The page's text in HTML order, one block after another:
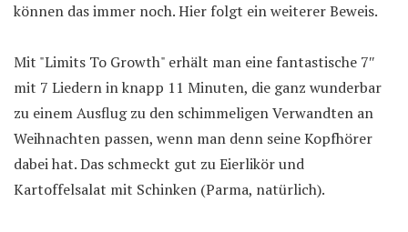
können das immer noch. Hier folgt ein weiterer Beweis.
Mit "Limits To Growth" erhält man eine fantastische 7″
mit 7 Liedern in knapp 11 Minuten, die ganz wunderbar
zu einem Ausflug zu den schimmeligen Verwandten an
Weihnachten passen, wenn man denn seine Kopfhörer
dabei hat. Das schmeckt gut zu Eierlikör und
Kartoffelsalat mit Schinken (Parma, natürlich).